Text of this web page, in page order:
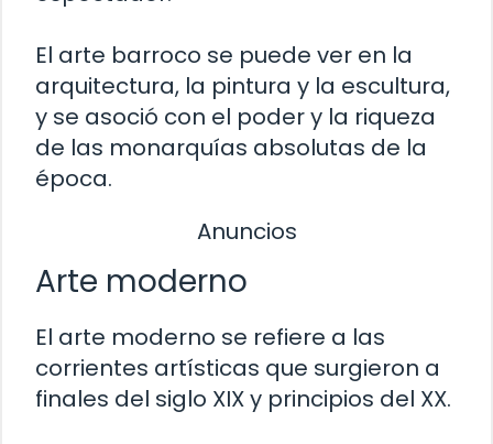
El arte barroco se puede ver en la
arquitectura, la pintura y la escultura,
y se asoció con el poder y la riqueza
de las monarquías absolutas de la
época.
Anuncios
Arte moderno
El arte moderno se refiere a las
corrientes artísticas que surgieron a
finales del siglo XIX y principios del XX.